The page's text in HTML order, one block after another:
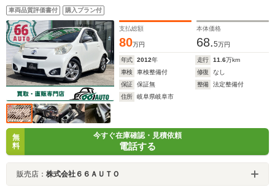
車両品質評価書付 購入プラン付
支払総額
80万円
本体価格
68.5万円
年式 2012年 走行 11.6万km
車検
車検整備付 修復
なし
保証
保証無 整備
法定整備付
住所
岐阜県岐阜市
無
料
今すぐ在庫確認・見積依頼
電話する
販売店： 株式会社６６ＡＵＴＯ